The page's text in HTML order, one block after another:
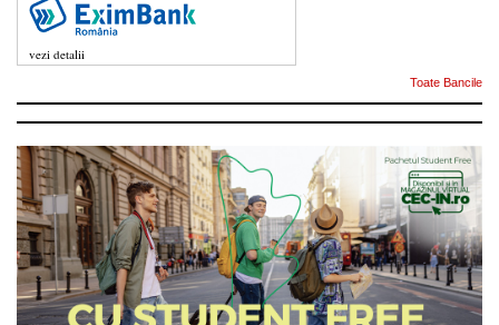
vezi detalii
Toate Bancile